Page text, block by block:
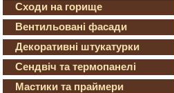
Сходи на горище
Вентильовані фасади
Декоративні штукатурки
Сендвіч та термопанелі
Мастики та праймери